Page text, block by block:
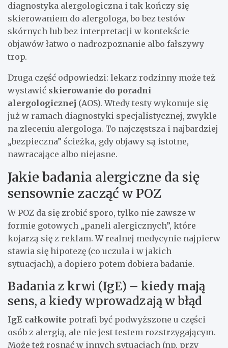
diagnostyka alergologiczna i tak kończy się
skierowaniem do alergologa, bo bez testów
skórnych lub bez interpretacji w kontekście
objawów łatwo o nadrozpoznanie albo fałszywy
trop.
Druga część odpowiedzi: lekarz rodzinny może też
wystawić skierowanie do poradni
alergologicznej (AOS). Wtedy testy wykonuje się
już w ramach diagnostyki specjalistycznej, zwykle
na zleceniu alergologa. To najczęstsza i najbardziej
„bezpieczna” ścieżka, gdy objawy są istotne,
nawracające albo niejasne.
Jakie badania alergiczne da się
sensownie zacząć w POZ
W POZ da się zrobić sporo, tylko nie zawsze w
formie gotowych „paneli alergicznych”, które
kojarzą się z reklam. W realnej medycynie najpierw
stawia się hipotezę (co uczula i w jakich
sytuacjach), a dopiero potem dobiera badanie.
Badania z krwi (IgE) – kiedy mają
sens, a kiedy wprowadzają w błąd
IgE całkowite potrafi być podwyższone u części
osób z alergią, ale nie jest testem rozstrzygającym.
Może też rosnąć w innych sytuacjach (np. przy